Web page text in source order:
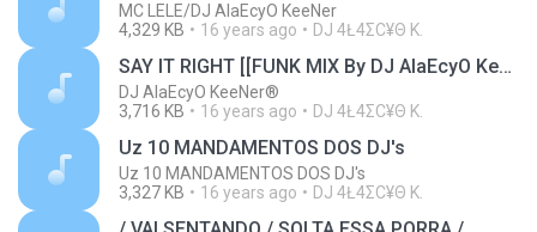
MC LELE/DJ AlaEcyO KeeNer
4,329 KB
16 years ago DJ 4Ł4ΣС¥Θ K.
SAY IT RIGHT [[FUNK MIX By DJ AlaEcyO KeeNer®]]
DJ AlaEcyO KeeNer®
3,716 KB
16 years ago DJ 4Ł4ΣС¥Θ K.
Uz 10 MANDAMENTOS DOS DJ's
Uz 10 MANDAMENTOS DOS DJ's
3,327 KB
16 years ago DJ 4Ł4ΣС¥Θ K.